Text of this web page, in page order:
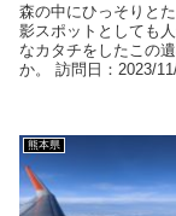
森の中にひっそりと
影スポットとしても
なカタチをしたこの
か。 訪問日：2023/
熊本県